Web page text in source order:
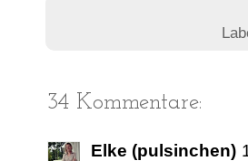
34 Kommentare:
Elke (pulsinchen)